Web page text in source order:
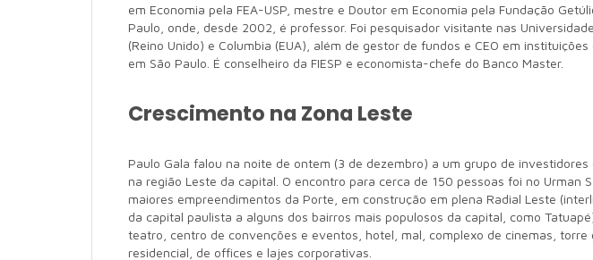
em Economia pela FEA-USP, mestre e Doutor em Economia pela Fundação
Paulo, onde, desde 2002, é professor. Foi pesquisador visitante nas
(Reino Unido) e Columbia (EUA), além de gestor de fundos e CEO em
em São Paulo. É conselheiro da FIESP e economista-chefe do Banco Master.
Crescimento na Zona Leste
Paulo Gala falou na noite de ontem (3 de dezembro) a um grupo de investidores
na região Leste da capital. O encontro para cerca de 150 pessoas foi no Urman
maiores empreendimentos da Porte, em construção em plena Radial Leste
da capital paulista a alguns dos bairros mais populosos da capital, como
teatro, centro de convenções e eventos, hotel, mal, complexo de cinemas, torre
residencial, de offices e lajes corporativas.